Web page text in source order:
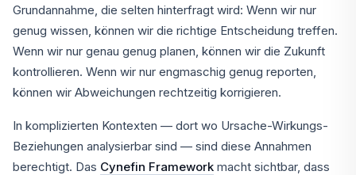
Grundannahme, die selten hinterfragt wird: Wenn wir nur
genug wissen, können wir die richtige Entscheidung treffen.
Wenn wir nur genau genug planen, können wir die Zukunft
kontrollieren. Wenn wir nur engmaschig genug reporten,
können wir Abweichungen rechtzeitig korrigieren.
In komplizierten Kontexten — dort wo Ursache-Wirkungs-
Beziehungen analysierbar sind — sind diese Annahmen
berechtigt. Das Cynefin Framework macht sichtbar, dass